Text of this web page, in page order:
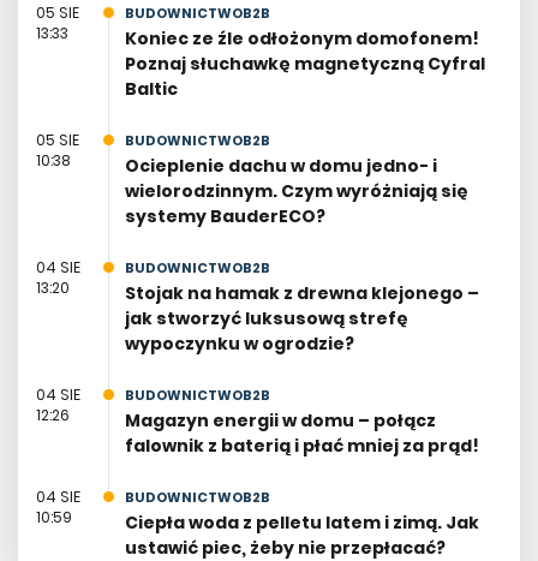
05 SIE
13:33
BUDOWNICTWOB2B
Koniec ze źle odłożonym domofonem!
Poznaj słuchawkę magnetyczną Cyfral
Baltic
05 SIE
10:38
BUDOWNICTWOB2B
Ocieplenie dachu w domu jedno- i
wielorodzinnym. Czym wyróżniają się
systemy BauderECO?
04 SIE
13:20
BUDOWNICTWOB2B
Stojak na hamak z drewna klejonego –
jak stworzyć luksusową strefę
wypoczynku w ogrodzie?
04 SIE
12:26
BUDOWNICTWOB2B
Magazyn energii w domu – połącz
falownik z baterią i płać mniej za prąd!
04 SIE
10:59
BUDOWNICTWOB2B
Ciepła woda z pelletu latem i zimą. Jak
ustawić piec, żeby nie przepłacać?